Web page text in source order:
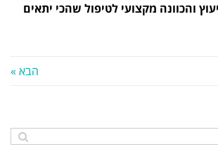
והכוונה מקצועי לטיפול שהכי יתאים
הבא »